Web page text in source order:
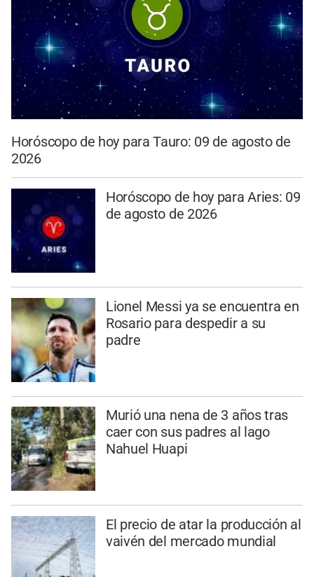
Horóscopo de hoy para Tauro: 09 de agosto de
2026
Horóscopo de hoy para Aries: 09
de agosto de 2026
Lionel Messi ya se encuentra en
Rosario para despedir a su
padre
Murió una nena de 3 años tras
caer con sus padres al lago
Nahuel Huapi
El precio de atar la producción al
vaivén del mercado mundial